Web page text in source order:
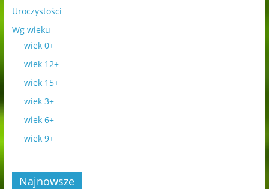
Uroczystości
Wg wieku
wiek 0+
wiek 12+
wiek 15+
wiek 3+
wiek 6+
wiek 9+
Najnowsze